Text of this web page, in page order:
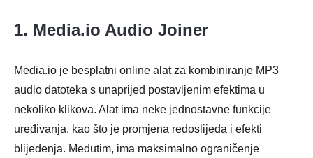
1. Media.io Audio Joiner
Media.io je besplatni online alat za kombiniranje MP3
audio datoteka s unaprijed postavljenim efektima u
nekoliko klikova. Alat ima neke jednostavne funkcije
uređivanja, kao što je promjena redoslijeda i efekti
blijeđenja. Međutim, ima maksimalno ograničenje